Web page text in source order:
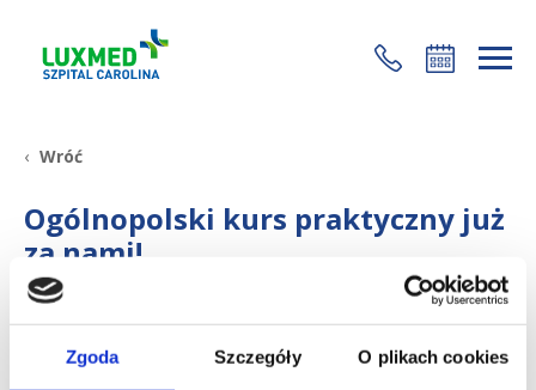
Zgoda Szczegóły O plikach cookies
+48 22 35 58 200
Wróć
Ogólnopolski kurs praktyczny już
za nami!
3 lipca 2017
W dniach 23-24.06.2017 odbył się kolejny Ogólnopolski